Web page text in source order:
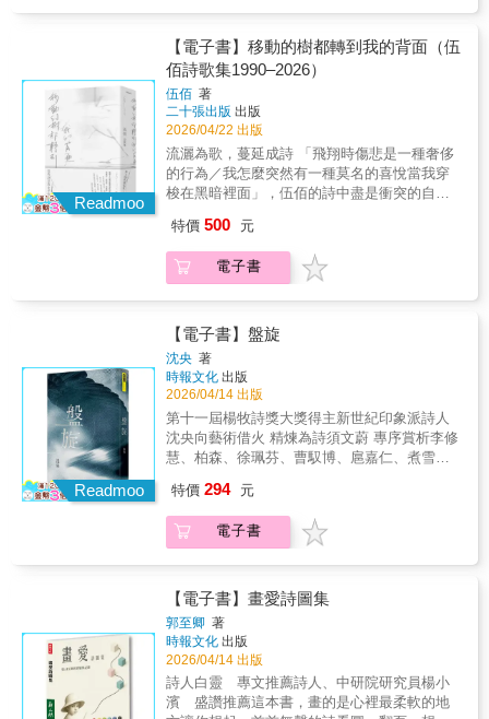
翰（詩人／北教大語創系副教授）、廖偉棠
（作家）、臧棣（詩人）、劉曉頤（詩人）、
蕭宇翔（詩人）、鍾國強（詩人）、嚴瀚欽
（詩人）等——誠摯推薦回聲總自空洞裡傳來
而我們遲早會變成一個殼，一個包覆著空洞的
東西就像被擱置在家裡一角的積木，像被遺落
在滑梯處的我們本書收錄四十四首詩，描繪跨
地域的現代生活：如積木堆疊鑲嵌的社會關
係；人浮於世不斷換殼的磨合；危脆幽暗的身
心延展為創造的宮殿；人與自然之間的擬仿、
物皆是寓言。【好評推薦】●詩人周漢輝：「家
朗是跨地域的詩人。我自然特別留意其中對於
香港詩的迴響，自也斯、鍾國強以降，具體而
透現年輕詩人少有的嚴謹，重視與人的關係連
結多於表達自我的率性，一如常用葉子與葉子
相連的意象，脈脈情感流動於節奏獨到的長短
分行，信是他在各大文學獎時有所得的要
訣。」●詩人曾詠聰：「家朗之於事物的覺察，
以及自然力量的敲鑿與反芻，已超脫我們同輩
人思維。與其說作品展現壓抑氛圍，不如說他
逆的宿命交織。像根，也像積木交疊，抓地，
又隨時跨越。」●詩人．北教大語創系副教授楊
宗翰：「我很羨慕陳家朗的詩，能夠悠遊出入
厚。」●詩人蕭宇翔：「在這個焦慮與壓迫環伺
的年代，《積木寓言》誠然可貴，因為它開放
了詩的空間。不再要求每一句都朝向技術或情
感的展示，而是容許迴環、停頓、變奏與搖
擺；容許那些令人困惑的『真實』在詩中反覆
再現，自然碰撞，提升為不言而喻的寓言。」●
詩人鍾國強：「陳家朗的寓言詩，多為日常現
Readmoo
【電子書】移動的樹都轉到我的背面（伍
佰詩歌集1990–2026）
伍佰 著
二十張出版 出版
2026/04/22 出版
流灑為歌，蔓延成詩 「飛翔時傷悲是一種奢侈
的行為／我怎麼突然有一種莫名的喜悅當我穿
梭在黑暗裡面」，伍佰的詩中盡是衝突的自
的反覆質問，他的文字擁有絕對的旋律，字句
能隨時出入，一首詩創造了多種歧義的靈魂。
聽伍佰的音樂理所當然，我們心中各有夢幻歌
舞台上他將自身狂狠地拋往聽者，詩集裡的他
則緩緩傾訴，是一名寧可背對讀者而讓出解釋
權的詩人。詩也是活的，放心閱讀、理解吧──
他將成為每個人的身影。從〈少女的心〉到
〈樹風〉的愛戀離捨、從〈斷腸詩〉到〈深秋
的祝福〉的死生意象&hellip;&hellip;伍佰另闢蹊
徑，編整篇目，尋獲新的觀看角度，種種懸念
又生葉發枝，令水倒流。他的語言亦即透明的
容器，放置眾多意識，卻顯得收斂而節制。當
依舊浸潤在「穿越時空之中漫天繁星晶瑩的眼
淚」裡，年歲變了，時間移動不止，伍佰持續
在刺探生命的可能性，而那將成為暗示，紛紛
佰創作逾三十五年的詩歌自選，一九九○年至二
○二六年文字創作的新理解，從二六○首作品中
精選出二二二首作品於書頁中，鋪展詩意。詩
的六面舞台，旋律記憶被重整的新局面，一次
聆聽抒懷的、激越的、任性的伍佰等等多場詩
歌展演。 ★ 收錄詩人對談，伍佰檢視詩文之於
特價 500 元
電子書
Readmoo
【電子書】盤旋
沈央 著
時報文化 出版
2026/04/14 出版
第十一屆楊牧詩獎大獎得主新世紀印象派詩人
沈央向藝術借火 精煉為詩須文蔚 專序賞析李修
慧、柏森、徐珮芬、曹馭博、扈嘉仁、煮雪的
薦我在遙遠的高空看著所有深愛或離去的人，
始終找不到可以落下的地方。--沈央《盤旋》是
一部具有高度探索性與實驗性的卓越詩集，以
當代青年詩人多元而宏闊的觀點。既有「一匙
花尖的安慰劑」的溫婉，亦有「燃燒了聖像」
的決絕。 --須文蔚2025第十一屆楊牧詩獎得獎
作品，詩集《盤旋》以其獨特的結構和深刻的
思想性，脫穎而出。從小喜愛畫畫的青年詩人
沈央，習慣於在手眼協作中，覺察生而為人最
純粹的身體性。美術系畢業的他，同時卻也是
特價 294 元
電子書
【電子書】畫愛詩圖集
郭至卿 著
時報文化 出版
2026/04/14 出版
詩人白靈 專文推薦詩人、中研院研究員楊小
濱 盛讚推薦這本書，畫的是心裡最柔軟的地